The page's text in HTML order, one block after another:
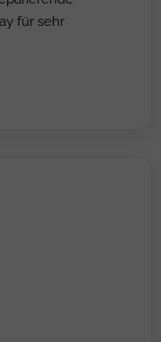
für sehr